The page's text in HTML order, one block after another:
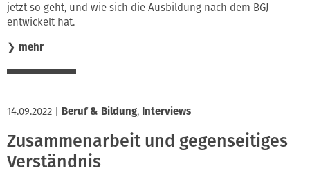
jetzt so geht, und wie sich die Ausbildung nach dem BGJ
entwickelt hat.
❯ mehr
14.09.2022 Beruf & Bildung, Interviews
Zusammenarbeit und gegenseitiges
Verständnis